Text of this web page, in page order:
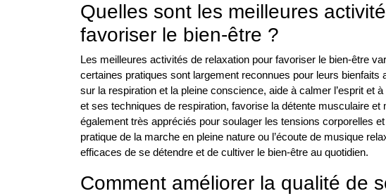
Quelles sont les meilleures
favoriser le bien-être ?
Les meilleures activités de relaxation pour favoriser le bien-être
certaines pratiques sont largement reconnues pour leurs
sur la respiration et la pleine conscience, aide à calmer l’esprit et
et ses techniques de respiration, favorise la détente musculaire
également très appréciés pour soulager les tensions corporelles
pratique de la marche en pleine nature ou l’écoute de musique
efficaces de se détendre et de cultiver le bien-être au quotidien.
Comment améliorer la qualité de